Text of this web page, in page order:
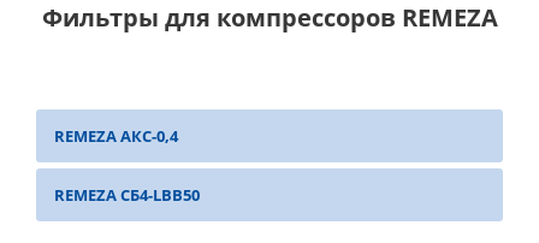
Фильтры для компрессоров REMEZA
REMEZA АКС-0,4
REMEZA СБ4-LBB50